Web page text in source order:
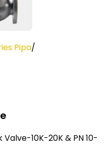
Pipa
10K-20K & PN 10-